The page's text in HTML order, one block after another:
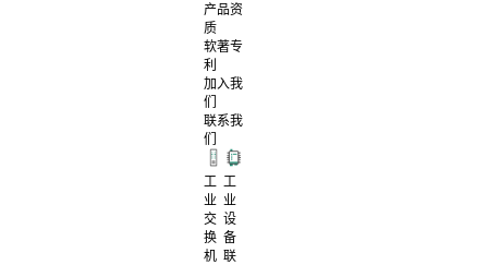
产品资
质
软著专
利
加入我
们
联系我
们
工
业
交
换
机
工
业
设
备
联